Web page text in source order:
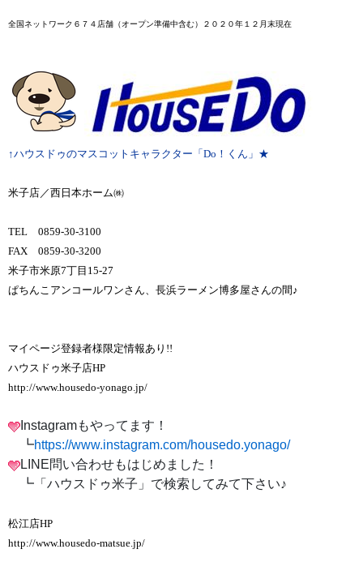
全国ネットワーク６７４店舗 （オープン準備中含む）２０２０年１２月末現在
↑ハウスドゥのマスコットキャラクター「Do！くん」★
米子店／西日本ホーム㈱
TEL 0859-30-3100
FAX 0859-30-3200
米子市米原7丁目15-27
ぱちんこアンコールワンさん、長浜ラーメン博多屋さんの間♪
マイページ登録者様限定情報あり!!
ハウスドゥ米子店HP
http://www.housedo-yonago.jp/
Instagramもやってます！
┗https://www.instagram.com/housedo.yonago/
LINE問い合わせもはじめました！
┗「ハウスドゥ米子」で検索してみて下さい♪
松江店HP
http://www.housedo-matsue.jp/